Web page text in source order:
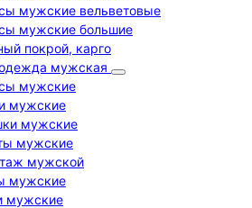
мужские вельветовые
мужские большие
покрой, карго
мужская
мужские
мужские
мужские
мужские
мужской
мужские
мужские